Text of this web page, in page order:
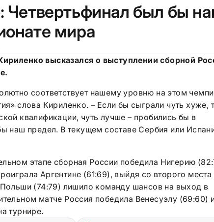
Четвертьфинал был бы
мира
высказался о выступлении сборной
соответствует нашему уровню на этом
слова Кириленко. – Если бы сыграли чуть хуже,
квалификации, чуть лучше – пробились бы в
наш предел. В текущем составе Сербия или
этапе сборная России победила Нигерию
Аргентине (61:69), выйдя со второго места
(74:79) лишило команду шансов на выход в
матче Россия победила Венесуэлу (69:60)
турнире.